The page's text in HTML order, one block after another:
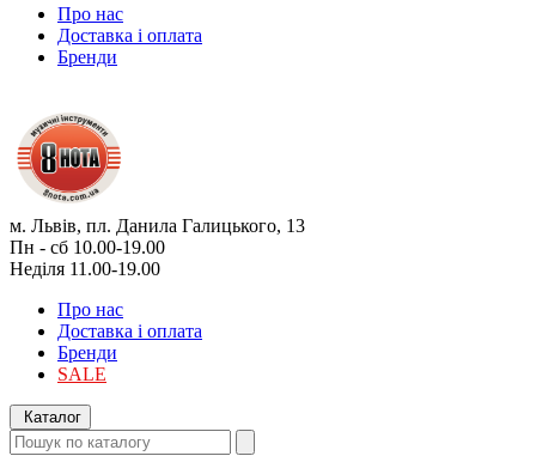
Про нас
Доставка і оплата
Бренди
м. Львів, пл. Данила Галицького, 13
Пн - сб 10.00-19.00
Неділя 11.00-19.00
Про нас
Доставка і оплата
Бренди
SALE
Каталог